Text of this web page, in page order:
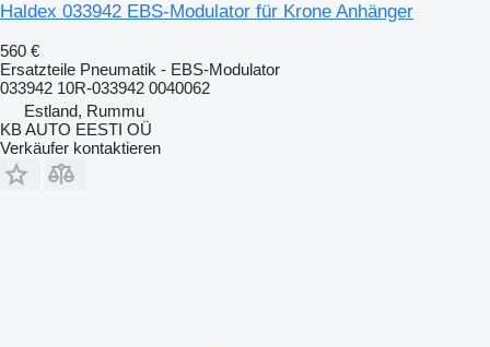
Haldex 033942 EBS-Modulator für Krone Anhänger
560 €
Ersatzteile Pneumatik - EBS-Modulator
033942 10R-033942 0040062
Estland, Rummu
KB AUTO EESTI OÜ
Verkäufer kontaktieren